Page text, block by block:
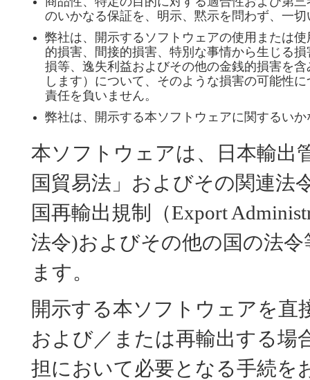
のいかなる保証を、明示、黙示を問わず、一
弊社は、開示するソフトウェアの使用または
的損害、間接的損害、特別な事情から生じる
損等、逸失利益およびその他の金銭的損害を
します）について、そのような損害の可能性
責任を負いません。
弊社は、開示する本ソフトウェアに関するい
本ソフトウェアは、日本輸出
国貿易法」およびその関連法
国再輸出規制（Export
法令)およびその他の国の法
ます。
開示する本ソフトウェアを直
および／または再輸出する場
担において必要となる手続を